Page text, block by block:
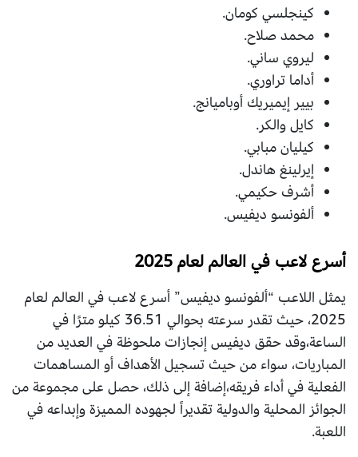
كينجلسي كومان.
محمد صلاح.
ليروي ساني.
أداما تراوري.
بيير إيميريك أوباميانج.
كايل والكر.
كيليان مبابي.
إيرلينغ هاندل.
أشرف حكيمي.
ألفونسو ديفيس.
أسرع لاعب في العالم لعام 2025
يمثل اللاعب “ألفونسو ديفيس” أسرع لاعب في العالم لعام
2025، حيث تقدر سرعته بحوالي 36.51 كيلو مترًا في
الساعة،وقد حقق ديفيس إنجازات ملحوظة في العديد من
المباريات، سواء من حيث تسجيل الأهداف أو المساهمات
الفعلية في أداء فريقه،إضافة إلى ذلك، حصل على مجموعة من
الجوائز المحلية والدولية تقديراً لجهوده المميزة وإبداعه في
اللعبة.